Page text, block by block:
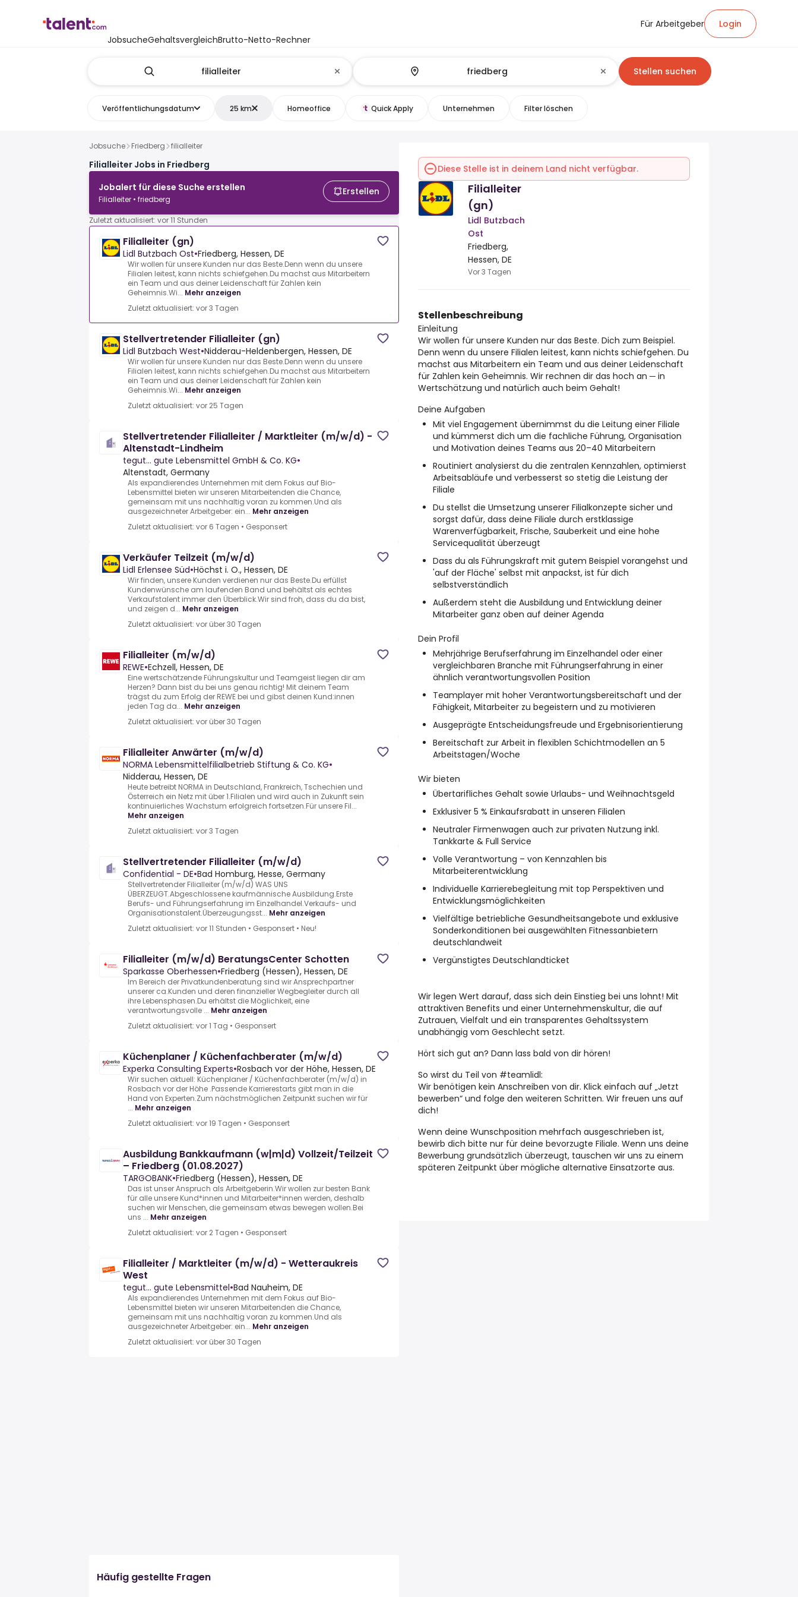
JobsucheGehaltsvergleichBrutto-Netto-Rechner
Für Arbeitgeber Login
Stellen suchen
Veröffentlichungsdatum 25 km Homeoffice Quick Apply Unternehmen Filter löschen
Jobsuche Friedberg filialleiter
Filialleiter Jobs in Friedberg
Jobalert für diese Suche erstellen
Filialleiter • friedberg
Erstellen
Zuletzt aktualisiert: vor 11 Stunden
Filialleiter (gn)
Lidl Butzbach Ost•Friedberg, Hessen, DE
Wir wollen für unsere Kunden nur das Beste.Denn wenn du unsere
Filialen leitest, kann nichts schiefgehen.Du machst aus Mitarbeitern
ein Team und aus deiner Leidenschaft für Zahlen kein
Geheimnis.Wi... Mehr anzeigen
Zuletzt aktualisiert: vor 3 Tagen
Stellvertretender Filialleiter (gn)
Lidl Butzbach West•Nidderau-Heldenbergen, Hessen, DE
Wir wollen für unsere Kunden nur das Beste.Denn wenn du unsere
Filialen leitest, kann nichts schiefgehen.Du machst aus Mitarbeitern
ein Team und aus deiner Leidenschaft für Zahlen kein
Geheimnis.Wi... Mehr anzeigen
Zuletzt aktualisiert: vor 25 Tagen
Stellvertretender Filialleiter / Marktleiter (m/w/d) -
Altenstadt-Lindheim
tegut... gute Lebensmittel GmbH & Co. KG•
Altenstadt, Germany
Als expandierendes Unternehmen mit dem Fokus auf Bio-
Lebensmittel bieten wir unseren Mitarbeitenden die Chance,
gemeinsam mit uns nachhaltig voran zu kommen.Und als
ausgezeichneter Arbeitgeber: ein... Mehr anzeigen
Zuletzt aktualisiert: vor 6 Tagen • Gesponsert
Verkäufer Teilzeit (m/w/d)
Lidl Erlensee Süd•Höchst i. O., Hessen, DE
Wir finden, unsere Kunden verdienen nur das Beste.Du erfüllst
Kundenwünsche am laufenden Band und behältst als echtes
Verkaufstalent immer den Überblick.Wir sind froh, dass du da bist,
und zeigen d... Mehr anzeigen
Zuletzt aktualisiert: vor über 30 Tagen
Filialleiter (m/w/d)
REWE•Echzell, Hessen, DE
Eine wertschätzende Führungskultur und Teamgeist liegen dir am
Herzen? Dann bist du bei uns genau richtig! Mit deinem Team
trägst du zum Erfolg der REWE bei und gibst deinen Kund:innen
jeden Tag da... Mehr anzeigen
Zuletzt aktualisiert: vor über 30 Tagen
Filialleiter Anwärter (m/w/d)
NORMA Lebensmittelfilialbetrieb Stiftung & Co. KG•
Nidderau, Hessen, DE
Heute betreibt NORMA in Deutschland, Frankreich, Tschechien und
Österreich ein Netz mit über 1.Filialen und wird auch in Zukunft sein
kontinuierliches Wachstum erfolgreich fortsetzen.Für unsere Fil...
Mehr anzeigen
Zuletzt aktualisiert: vor 3 Tagen
Stellvertretender Filialleiter (m/w/d)
Confidential - DE•Bad Homburg, Hesse, Germany
Stellvertretender Filialleiter (m/w/d) WAS UNS
ÜBERZEUGT.Abgeschlossene kaufmännische Ausbildung.Erste
Berufs- und Führungserfahrung im Einzelhandel.Verkaufs- und
Organisationstalent.Überzeugungsst... Mehr anzeigen
Zuletzt aktualisiert: vor 11 Stunden • Gesponsert • Neu!
Filialleiter (m/w/d) BeratungsCenter Schotten
Sparkasse Oberhessen•Friedberg (Hessen), Hessen, DE
Im Bereich der Privatkundenberatung sind wir Ansprechpartner
unserer ca.Kunden und deren finanzieller Wegbegleiter durch all
ihre Lebensphasen.Du erhältst die Möglichkeit, eine
verantwortungsvolle ... Mehr anzeigen
Zuletzt aktualisiert: vor 1 Tag • Gesponsert
Küchenplaner / Küchenfachberater (m/w/d)
Experka Consulting Experts•Rosbach vor der Höhe, Hessen, DE
Wir suchen aktuell: Küchenplaner / Küchenfachberater (m/w/d) in
Rosbach vor der Höhe .Passende Karrierestarts gibt man in die
Hand von Experten.Zum nächstmöglichen Zeitpunkt suchen wir für
... Mehr anzeigen
Zuletzt aktualisiert: vor 19 Tagen • Gesponsert
Ausbildung Bankkaufmann (w|m|d) Vollzeit/Teilzeit
– Friedberg (01.08.2027)
TARGOBANK•Friedberg (Hessen), Hessen, DE
Das ist unser Anspruch als Arbeitgeberin.Wir wollen zur besten Bank
für alle unsere Kund*innen und Mitarbeiter*innen werden, deshalb
suchen wir Menschen, die gemeinsam etwas bewegen wollen.Bei
uns ... Mehr anzeigen
Zuletzt aktualisiert: vor 2 Tagen • Gesponsert
Filialleiter / Marktleiter (m/w/d) - Wetteraukreis
West
tegut... gute Lebensmittel•Bad Nauheim, DE
Als expandierendes Unternehmen mit dem Fokus auf Bio-
Lebensmittel bieten wir unseren Mitarbeitenden die Chance,
gemeinsam mit uns nachhaltig voran zu kommen.Und als
ausgezeichneter Arbeitgeber: ein... Mehr anzeigen
Zuletzt aktualisiert: vor über 30 Tagen
Häufig gestellte Fragen
Diese Stelle ist in deinem Land nicht verfügbar.
Filialleiter
(gn)
Lidl Butzbach
Ost
Friedberg,
Hessen, DE
Vor 3 Tagen
Stellenbeschreibung
Einleitung
Wir wollen für unsere Kunden nur das Beste. Dich zum Beispiel.
Denn wenn du unsere Filialen leitest, kann nichts schiefgehen. Du
machst aus Mitarbeitern ein Team und aus deiner Leidenschaft
für Zahlen kein Geheimnis. Wir rechnen dir das hoch an ─ in
Wertschätzung und natürlich auch beim Gehalt!
Deine Aufgaben
Mit viel Engagement übernimmst du die Leitung einer Filiale
und kümmerst dich um die fachliche Führung, Organisation
und Motivation deines Teams aus 20–40 Mitarbeitern
Routiniert analysierst du die zentralen Kennzahlen, optimierst
Arbeitsabläufe und verbesserst so stetig die Leistung der
Filiale
Du stellst die Umsetzung unserer Filialkonzepte sicher und
sorgst dafür, dass deine Filiale durch erstklassige
Warenverfügbarkeit, Frische, Sauberkeit und eine hohe
Servicequalität überzeugt
Dass du als Führungskraft mit gutem Beispiel vorangehst und
'auf der Fläche' selbst mit anpackst, ist für dich
selbstverständlich
Außerdem steht die Ausbildung und Entwicklung deiner
Mitarbeiter ganz oben auf deiner Agenda
Dein Profil
Mehrjährige Berufserfahrung im Einzelhandel oder einer
vergleichbaren Branche mit Führungserfahrung in einer
ähnlich verantwortungsvollen Position
Teamplayer mit hoher Verantwortungsbereitschaft und der
Fähigkeit, Mitarbeiter zu begeistern und zu motivieren
Ausgeprägte Entscheidungsfreude und Ergebnisorientierung
Bereitschaft zur Arbeit in flexiblen Schichtmodellen an 5
Arbeitstagen/Woche
Wir bieten
Übertarifliches Gehalt sowie Urlaubs- und Weihnachtsgeld
Exklusiver 5 % Einkaufsrabatt in unseren Filialen
Neutraler Firmenwagen auch zur privaten Nutzung inkl.
Tankkarte & Full Service
Volle Verantwortung – von Kennzahlen bis
Mitarbeiterentwicklung
Individuelle Karrierebegleitung mit top Perspektiven und
Entwicklungsmöglichkeiten
Vielfältige betriebliche Gesundheitsangebote und exklusive
Sonderkonditionen bei ausgewählten Fitnessanbietern
deutschlandweit
Vergünstigtes Deutschlandticket
Wir legen Wert darauf, dass sich dein Einstieg bei uns lohnt! Mit
attraktiven Benefits und einer Unternehmenskultur, die auf
Zutrauen, Vielfalt und ein transparentes Gehaltssystem
unabhängig vom Geschlecht setzt.
Hört sich gut an? Dann lass bald von dir hören!
So wirst du Teil von #teamlidl:
Wir benötigen kein Anschreiben von dir. Klick einfach auf „Jetzt
bewerben“ und folge den weiteren Schritten. Wir freuen uns auf
dich!
Wenn deine Wunschposition mehrfach ausgeschrieben ist,
bewirb dich bitte nur für deine bevorzugte Filiale. Wenn uns deine
Bewerbung grundsätzlich überzeugt, tauschen wir uns zu einem
späteren Zeitpunkt über mögliche alternative Einsatzorte aus.